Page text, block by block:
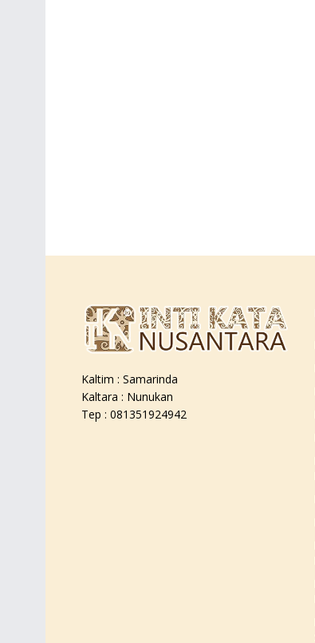
Kaltim : Samarinda
Kaltara : Nunukan
Tep : 081351924942